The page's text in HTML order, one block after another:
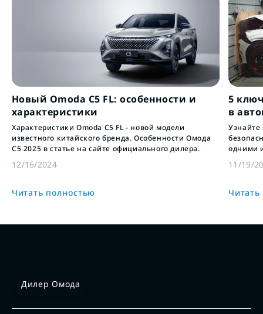
Новый Omoda C5 FL: особенности и
характеристики
Характеристики Omoda C5 FL - новой модели
известного китайского бренда. Особенности Омода
С5 2025 в статье на сайте официального дилера.
12/16/2024
Читать полностью
5
в
Узнайте
одними
11/19/
Дилер Омода